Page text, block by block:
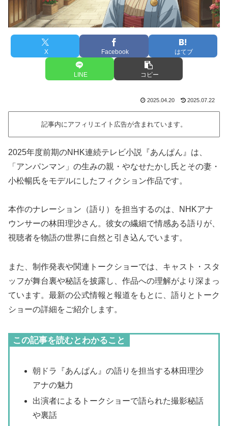
X Facebook はてブ
LINE コピー
2025.04.20 2025.07.22
記事内にアフィリエイト広告が含まれています。
2025年度前期のNHK連続テレビ小説『あんぱん』は、
「アンパンマン」の生みの親・やなせたかし氏とその妻・
小松暢氏をモデルにしたフィクション作品です。
本作のナレーション（語り）を担当するのは、NHKアナ
ウンサーの林田理沙さん。彼女の繊細で情感ある語りが、
視聴者を物語の世界に自然と引き込んでいます。
また、制作発表や関連トークショーでは、キャスト・スタ
ッフが舞台裏や秘話を披露し、作品への理解がより深まっ
ています。最新の公式情報と報道をもとに、語りとトーク
ショーの詳細をご紹介します。
この記事を読むとわかること
朝ドラ『あんぱん』の語りを担当する林田理沙
アナの魅力
出演者によるトークショーで語られた撮影秘話
や裏話